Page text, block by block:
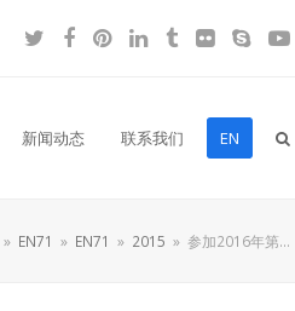
Twitter
Facebook
Pinterest
LinkedIn
Tumblr
FlickrSkype
新闻动态 联系我们 EN
» EN71 » EN71 » 2015 » 参加2016年第…